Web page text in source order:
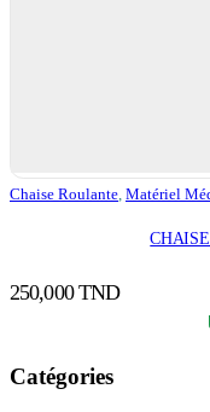
Chaise Roulante, Matériel
250,000TND
Catégories